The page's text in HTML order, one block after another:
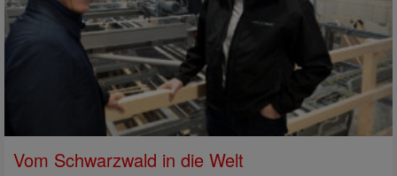
Vom Schwarzwald in die Welt